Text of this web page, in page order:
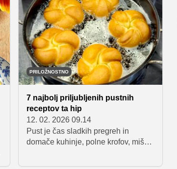
spoznali v šovu MasterChef
Slovenija.
PRILOŽNOSTNO
7 najbolj priljubljenih pustnih
receptov ta hip
12. 02. 2026 09.14
Pust je čas sladkih pregreh in
domače kuhinje, polne krofov, mišk